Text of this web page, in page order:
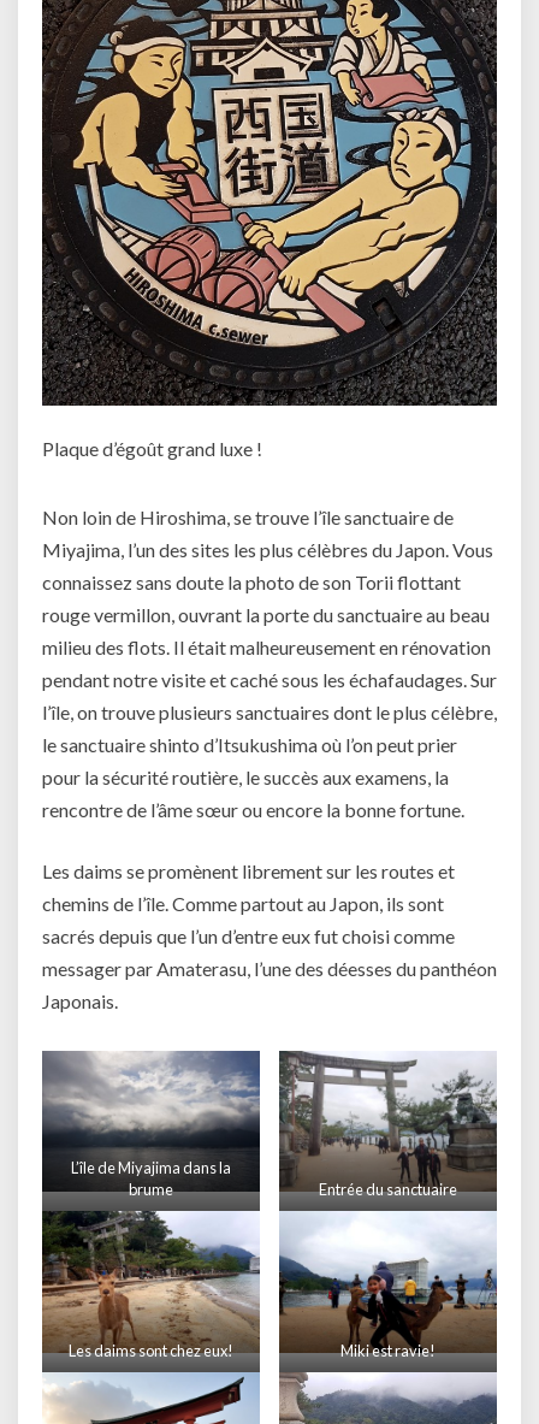
Plaque d’égoût grand luxe !
Non loin de Hiroshima, se trouve l’île sanctuaire de
Miyajima, l’un des sites les plus célèbres du Japon. Vous
connaissez sans doute la photo de son Torii flottant
rouge vermillon, ouvrant la porte du sanctuaire au beau
milieu des flots. Il était malheureusement en rénovation
pendant notre visite et caché sous les échafaudages. Sur
l’île, on trouve plusieurs sanctuaires dont le plus célèbre,
le sanctuaire shinto d’Itsukushima où l’on peut prier
pour la sécurité routière, le succès aux examens, la
rencontre de l’âme sœur ou encore la bonne fortune.
Les daims se promènent librement sur les routes et
chemins de l’île. Comme partout au Japon, ils sont
sacrés depuis que l’un d’entre eux fut choisi comme
messager par Amaterasu, l’une des déesses du panthéon
Japonais.
L’île de Miyajima dans la
brume
Entrée du sanctuaire
Les daims sont chez eux! Miki est ravie!